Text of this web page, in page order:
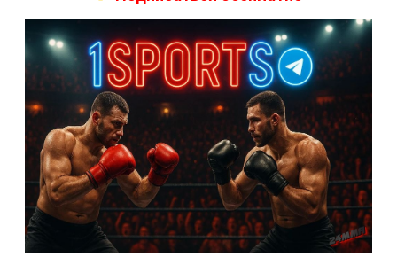
А как смотреть с ноутбука?
Анонимно кРасписание боев UFC
Кусок говна ты, существом даже нельзя ,такое как ты назвать!
АнонимнокКонор МакГрегор
УЧ
АнонимнокРэнди Браун — Николас Далби
не запускается ни один бой, реклама есть, а когда
заканчивается начинается загрузка видео длиною в жизнь.
Исправьте пожалуйста